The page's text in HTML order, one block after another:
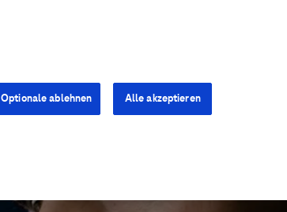
Optionale ablehnen Alle akzeptieren